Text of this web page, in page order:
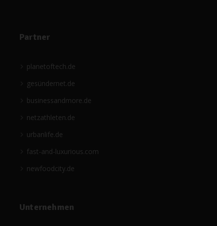
Partner
planetoftech.de
gesündernet.de
businessandmore.de
netzathleten.de
urbanlife.de
fast-and-luxurious.com
newfoodcity.de
Unternehmen